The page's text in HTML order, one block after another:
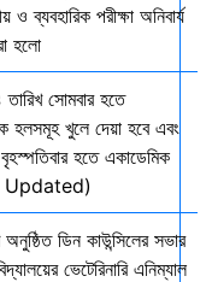
ও ব্যবহারিক পরীক্ষা অনিবার্য
হলো
সোমবার হতে
হলসমূহ খুলে দেয়া হবে এবং
হতে একাডেমিক
Updated)
ডিন কাউন্সিলের সভার
ভেটেরিনারি এনিম্যাল